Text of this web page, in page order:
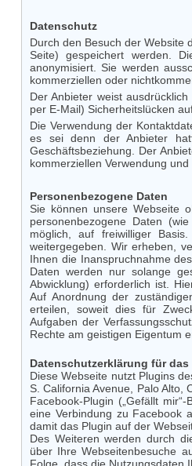
Datenschutz
Durch den Besuch der Website
Seite) gespeichert werden.
anonymisiert. Sie werden
kommerziellen oder
Der Anbieter weist
per E-Mail) Sicherheitslücken
Die Verwendung der
es sei denn der Anbieter
Geschäftsbeziehung. Der
kommerziellen Verwendung
Personenbezogene Daten
Sie können unsere Webseite
personenbezogene Daten
möglich, auf freiwilliger
weitergegeben. Wir erheben,
Ihnen die Inanspruchnahme
Daten werden nur solange
Abwicklung) erforderlich ist.
Auf Anordnung der
erteilen, soweit dies für
Aufgaben der
Rechte am geistigen Eigentum
Datenschutzerklärung für
Diese Webseite nutzt Plugins
S. California Avenue, Palo Alto,
Facebook-Plugin („Gefällt
eine Verbindung zu Facebook
damit das Plugin auf der
Des Weiteren werden durch
über Ihre Webseitenbesuche